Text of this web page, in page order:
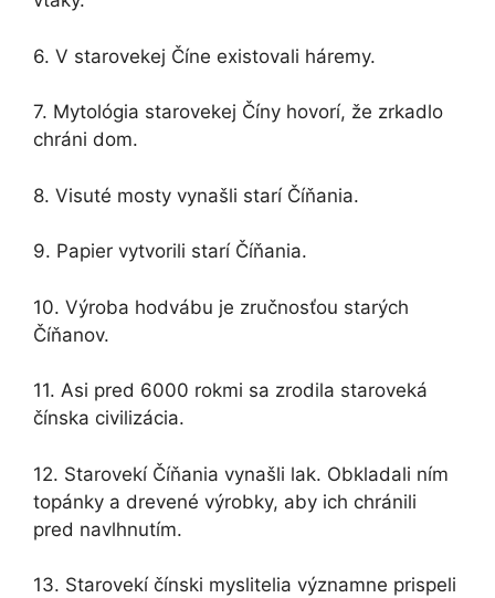
6. V starovekej Číne existovali háremy.
7. Mytológia starovekej Číny hovorí, že zrkadlo
chráni dom.
8. Visuté mosty vynašli starí Číňania.
9. Papier vytvorili starí Číňania.
10. Výroba hodvábu je zručnosťou starých
Číňanov.
11. Asi pred 6000 rokmi sa zrodila staroveká
čínska civilizácia.
12. Starovekí Číňania vynašli lak. Obkladali ním
topánky a drevené výrobky, aby ich chránili
pred navlhnutím.
13. Starovekí čínski myslitelia významne prispeli